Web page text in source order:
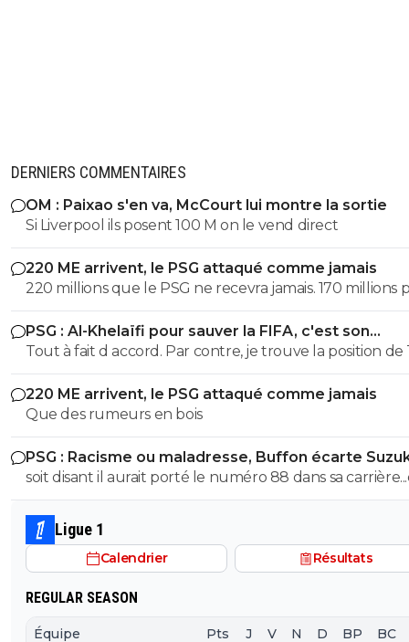
DERNIERS COMMENTAIRES
OM : Paixao s'en va, McCourt lui montre la sortie
Si Liverpool ils posent 100 M on le vend direct
220 ME arrivent, le PSG attaqué comme jamais
220 millions que le PSG ne recevra jamais. 170 millions
Barcola et 50 pour M'Baye... Il ne faut pas prendre ses
pour des réalités. Personne ne payera ce prix pour là
des remplaçants.
PSG : Al-Khelaïfi pour sauver la FIFA, c'est son
cauchemar
Tout à fait d accord. Par contre, je trouve la position de
quelque peu, voir ultra- hypocrite quand il dénonce
football élitiste quand on a des clubs comme le Real, le
Barca et l atletico dans sa ligue, c est grâce à ces clubs
ligue peut se permettre de renégocier à la hausse des
tv si importants profitant à toute sa ligue et même à
lui-même qui s est vu augmenter son salaire de 2M
arriver à un salaire personnel de plus de 5M annuel 🤔
aurait il pas une part de mauvaise foi du fait que ce soit
Nasser dont on parle ? Aucune idée mais ça ne m
pas de la part d un ancien militant de l extrême droite
espagnole franquiste.
220 ME arrivent, le PSG attaqué comme jamais
Que des rumeurs en bois
PSG : Racisme ou maladresse, Buffon écarte
soit disant il aurait porté le numéro 88 dans sa
cela fait automatiquement de lui un nazi... selon les
comme plus bas
Ligue 1
Calendrier Résultats
REGULAR SEASON
Équipe Pts J V N D BP BC